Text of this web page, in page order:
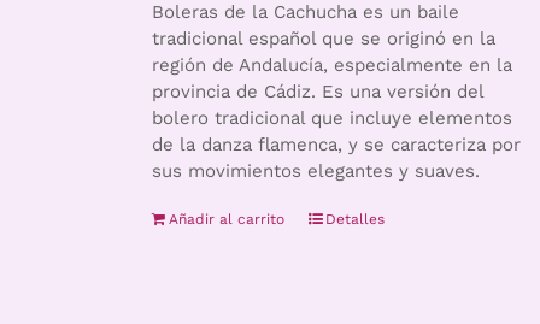
Boleras de la Cachucha es un baile
tradicional español que se originó en la
región de Andalucía, especialmente en la
provincia de Cádiz. Es una versión del
bolero tradicional que incluye elementos
de la danza flamenca, y se caracteriza por
sus movimientos elegantes y suaves.
Añadir al carrito Detalles